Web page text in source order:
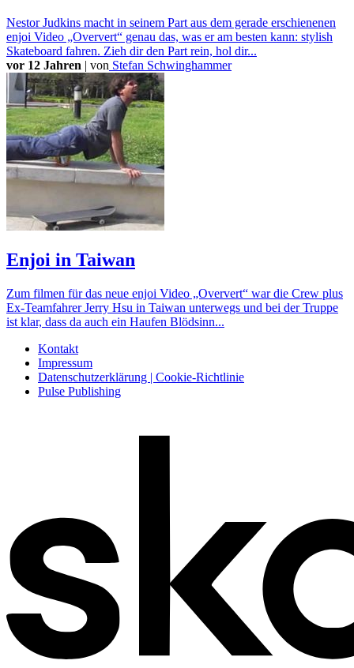
Nestor Judkins macht in seinem Part aus dem gerade erschienenen
enjoi Video „Oververt“ genau das, was er am besten kann: stylish
Skateboard fahren. Zieh dir den Part rein, hol dir...
vor 12 Jahren | von Stefan Schwinghammer
Enjoi in Taiwan
Zum filmen für das neue enjoi Video „Oververt“ war die Crew plus
Ex-Teamfahrer Jerry Hsu in Taiwan unterwegs und bei der Truppe
ist klar, dass da auch ein Haufen Blödsinn...
Kontakt
Impressum
Datenschutzerklärung | Cookie-Richtlinie
Pulse Publishing